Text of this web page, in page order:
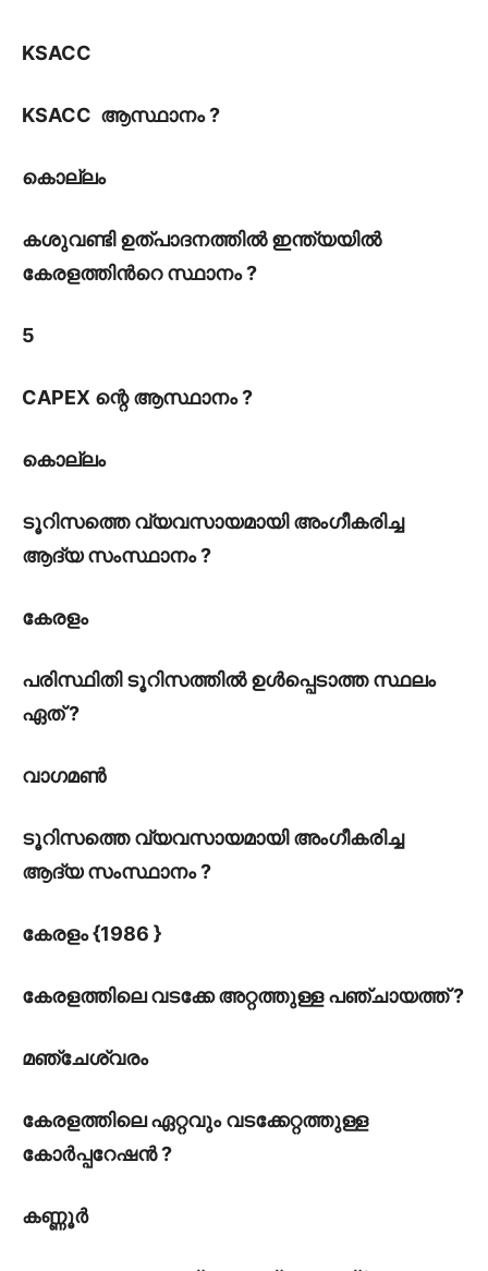
KSACC
KSACC ആസ്ഥാനം ?
കൊല്ലം
കശുവണ്ടി ഉത്പാദനത്തിൽ ഇന്ത്യയിൽ
കേരളത്തിൻറെ സ്ഥാനം ?
5
CAPEX ന്റെ ആസ്ഥാനം ?
കൊല്ലം
ടൂറിസത്തെ വ്യവസായമായി അംഗീകരിച്ച
ആദ്യ സംസ്ഥാനം ?
കേരളം
പരിസ്ഥിതി ടൂറിസത്തിൽ ഉൾപ്പെടാത്ത സ്ഥലം
ഏത് ?
വാഗമൺ
ടൂറിസത്തെ വ്യവസായമായി അംഗീകരിച്ച
ആദ്യ സംസ്ഥാനം ?
കേരളം {1986 }
കേരളത്തിലെ വടക്കേ അറ്റത്തുള്ള പഞ്ചായത്ത് ?
മഞ്ചേശ്വരം
കേരളത്തിലെ ഏറ്റവും വടക്കേറ്റത്തുള്ള
കോർപ്പറേഷൻ ?
കണ്ണൂർ